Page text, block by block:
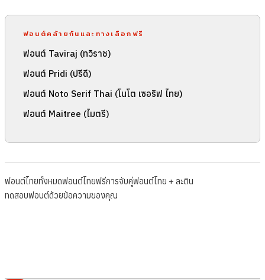
ฟอนต์คล้ายกันและทางเลือกฟรี
ฟอนต์ Taviraj (ทวิราช)
ฟอนต์ Pridi (ปรีดี)
ฟอนต์ Noto Serif Thai (โนโต เซอริฟ ไทย)
ฟอนต์ Maitree (ไมตรี)
ฟอนต์ไทยทั้งหมดฟอนต์ไทยฟรีการจับคู่ฟอนต์ไทย + ละติน
ทดสอบฟอนต์ด้วยข้อความของคุณ